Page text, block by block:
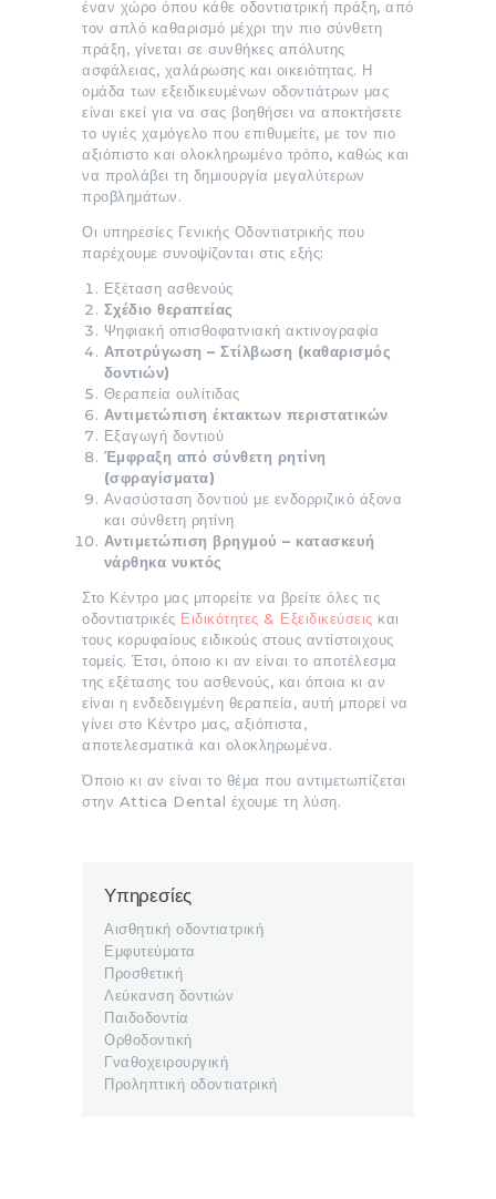
έναν χώρο όπου κάθε οδοντιατρική πράξη, από
τον απλό καθαρισμό μέχρι την πιο σύνθετη
πράξη, γίνεται σε συνθήκες απόλυτης
ασφάλειας, χαλάρωσης και οικειότητας. Η
ομάδα των εξειδικευμένων οδοντιάτρων μας
είναι εκεί για να σας βοηθήσει να αποκτήσετε
το υγιές χαμόγελο που επιθυμείτε, με τον πιο
αξιόπιστο και ολοκληρωμένο τρόπο, καθώς και
να προλάβει τη δημιουργία μεγαλύτερων
προβλημάτων.
Οι υπηρεσίες Γενικής Οδοντιατρικής που
παρέχουμε συνοψίζονται στις εξής:
Εξέταση ασθενούς
Σχέδιο θεραπείας
Ψηφιακή οπισθοφατνιακή ακτινογραφία
Αποτρύγωση – Στίλβωση (καθαρισμός
δοντιών)
Θεραπεία ουλίτιδας
Αντιμετώπιση έκτακτων περιστατικών
Εξαγωγή δοντιού
Έμφραξη από σύνθετη ρητίνη
(σφραγίσματα)
Ανασύσταση δοντιού με ενδορριζικό άξονα
και σύνθετη ρητίνη
Αντιμετώπιση βρηγμού – κατασκευή
νάρθηκα νυκτός
Στο Κέντρο μας μπορείτε να βρείτε όλες τις
οδοντιατρικές Ειδικότητες & Εξειδικεύσεις και
τους κορυφαίους ειδικούς στους αντίστοιχους
τομείς. Έτσι, όποιο κι αν είναι το αποτέλεσμα
της εξέτασης του ασθενούς, και όποια κι αν
είναι η ενδεδειγμένη θεραπεία, αυτή μπορεί να
γίνει στο Κέντρο μας, αξιόπιστα,
αποτελεσματικά και ολοκληρωμένα.
Όποιο κι αν είναι το θέμα που αντιμετωπίζεται
στην Attica Dental έχουμε τη λύση.
Υπηρεσίες
Αισθητική οδοντιατρική
Εμφυτεύματα
Προσθετική
Λεύκανση δοντιών
Παιδοδοντία
Ορθοδοντική
Γναθοχειρουργική
Προληπτική οδοντιατρική